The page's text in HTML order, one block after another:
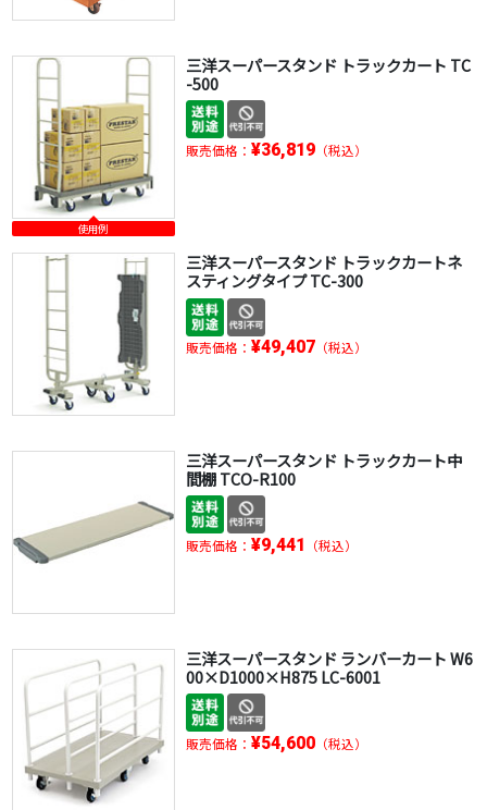
使用例
三洋スーパースタンド トラックカート TC
-500
販売価格： ¥36,819（税込）
三洋スーパースタンド トラックカートネ
スティングタイプ TC-300
販売価格： ¥49,407（税込）
三洋スーパースタンド トラックカート中
間棚 TCO-R100
販売価格： ¥9,441 （税込）
三洋スーパースタンド ランバーカート W6
00×D1000×H875 LC-6001
販売価格： ¥54,600（税込）